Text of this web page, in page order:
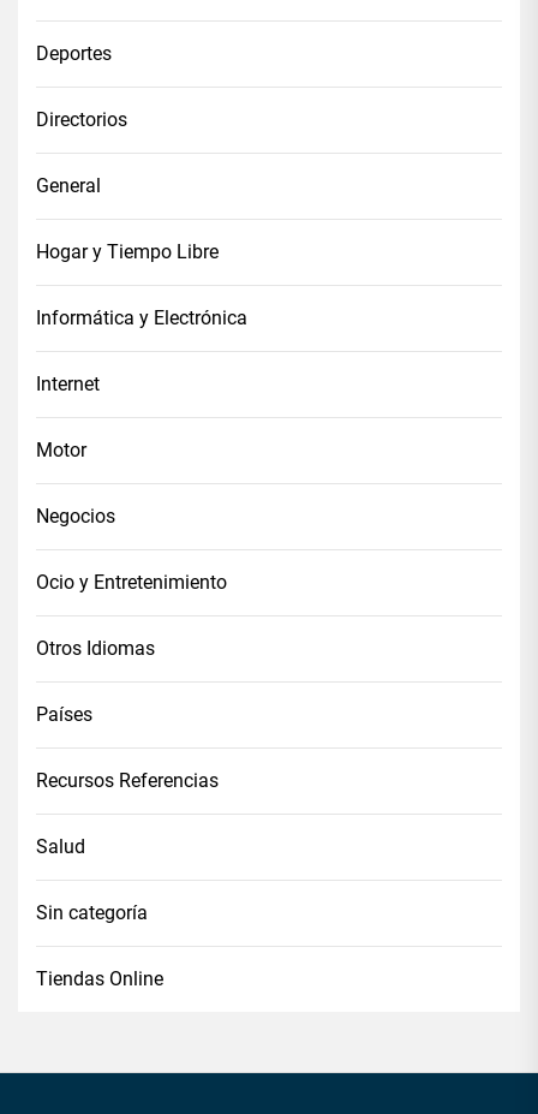
Deportes
Directorios
General
Hogar y Tiempo Libre
Informática y Electrónica
Internet
Motor
Negocios
Ocio y Entretenimiento
Otros Idiomas
Países
Recursos Referencias
Salud
Sin categoría
Tiendas Online